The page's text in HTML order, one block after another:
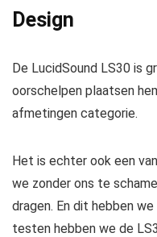
Design
De LucidSound LS30 is
oorschelpen plaatsen
afmetingen categorie.
Het is echter ook een
we zonder ons te
dragen. En dit hebben
testen hebben we de